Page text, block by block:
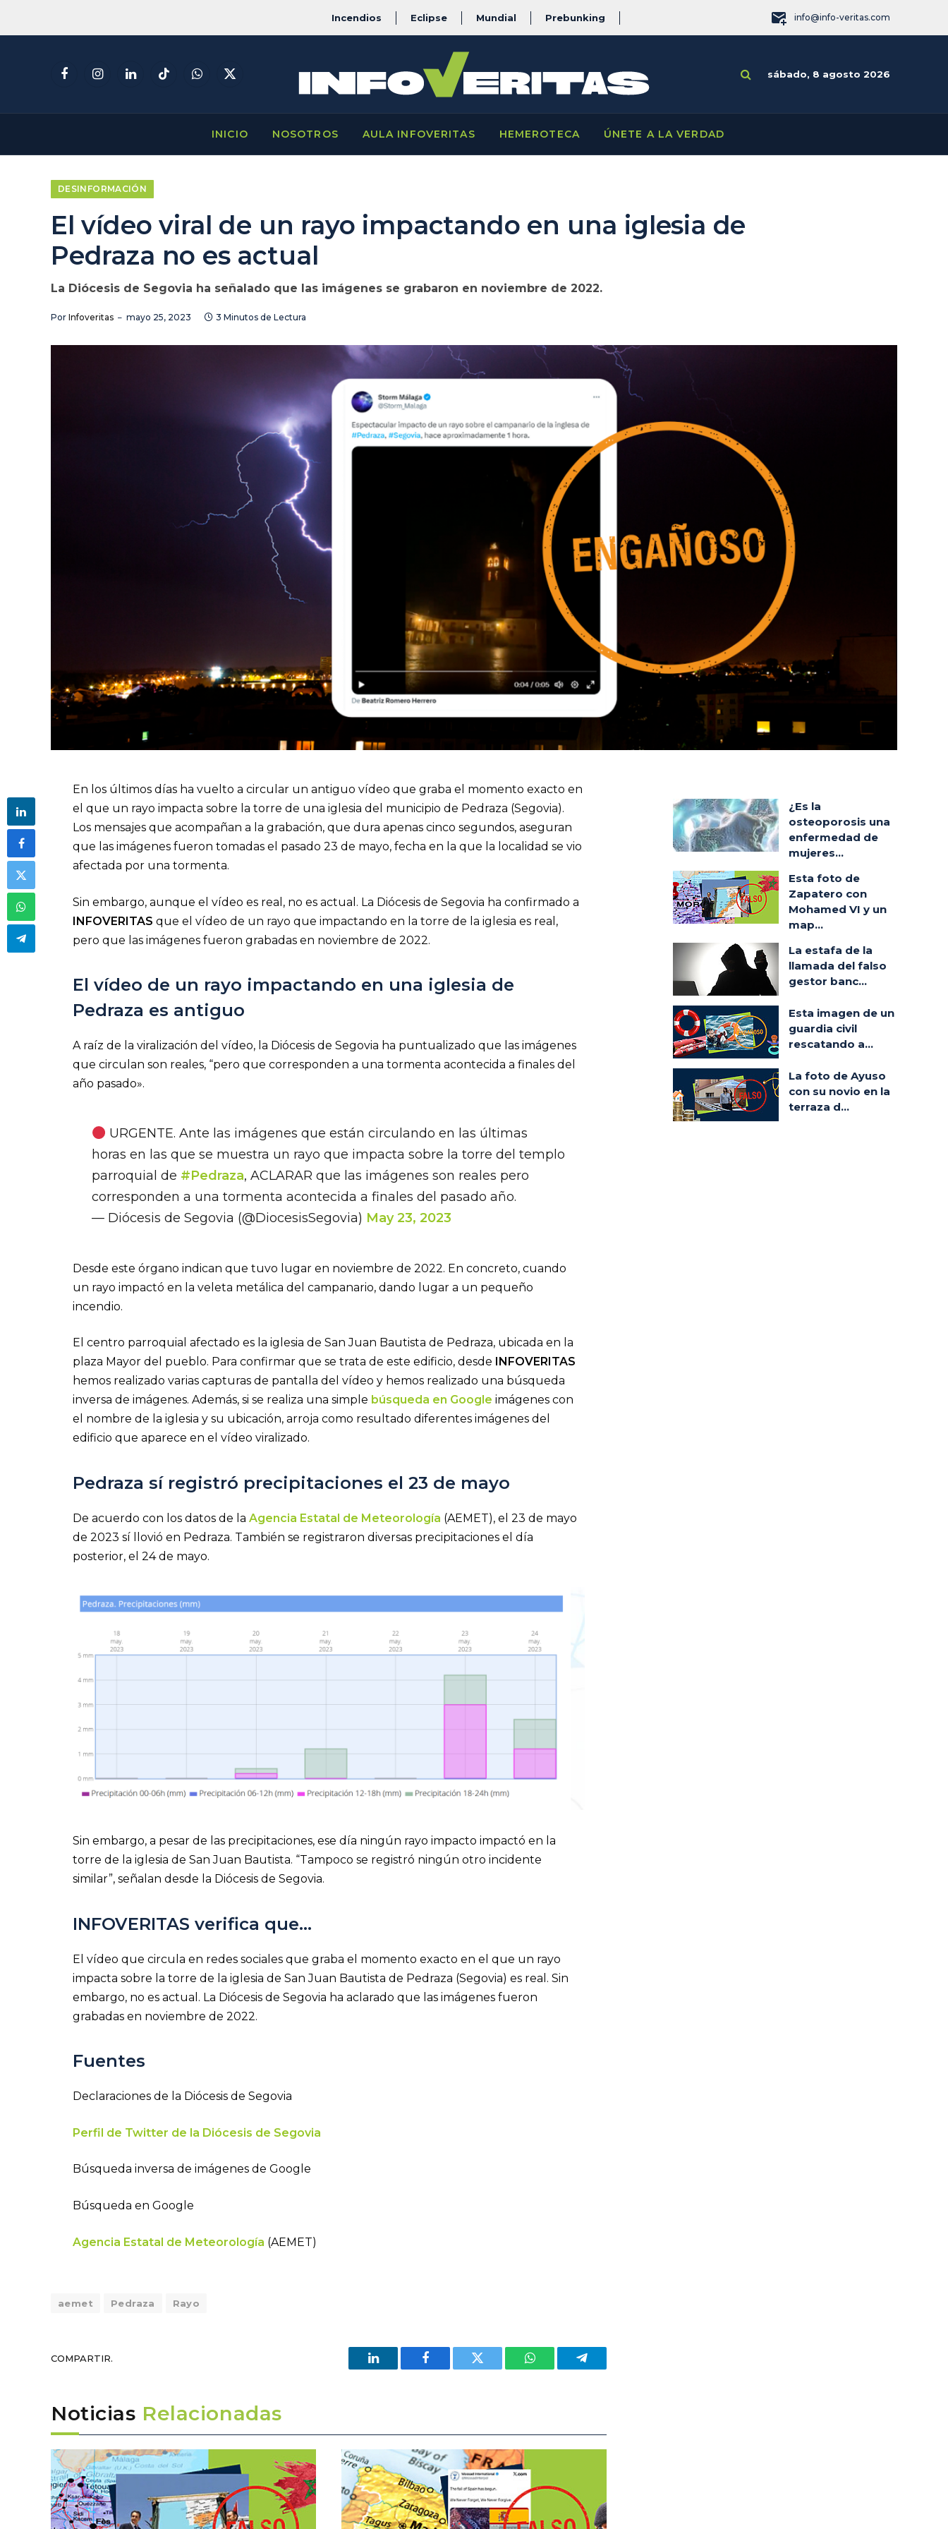
Incendios Eclipse Mundial Prebunking info@info-veritas.com
FacebookInstagramLinkedInTikTokWhatsApp
X
sábado, 8 agosto 2026
INICIO NOSOTROS AULA INFOVERITAS HEMEROTECA ÚNETE A LA VERDAD
DESINFORMACIÓN
El vídeo viral de un rayo impactando en una iglesia de
Pedraza no es actual
La Diócesis de Segovia ha señalado que las imágenes se grabaron en noviembre de 2022.
Por Infoveritas mayo 25, 2023 3 Minutos de Lectura
En los últimos días ha vuelto a circular un antiguo vídeo que graba el momento exacto en
el que un rayo impacta sobre la torre de una iglesia del municipio de Pedraza (Segovia).
Los mensajes que acompañan a la grabación, que dura apenas cinco segundos, aseguran
que las imágenes fueron tomadas el pasado 23 de mayo, fecha en la que la localidad se vio
afectada por una tormenta.
Sin embargo, aunque el vídeo es real, no es actual. La Diócesis de Segovia ha confirmado a
INFOVERITAS que el vídeo de un rayo que impactando en la torre de la iglesia es real,
pero que las imágenes fueron grabadas en noviembre de 2022.
El vídeo de un rayo impactando en una iglesia de
Pedraza es antiguo
A raíz de la viralización del vídeo, la Diócesis de Segovia ha puntualizado que las imágenes
que circulan son reales, “pero que corresponden a una tormenta acontecida a finales del
año pasado».
URGENTE. Ante las imágenes que están circulando en las últimas
horas en las que se muestra un rayo que impacta sobre la torre del templo
parroquial de #Pedraza, ACLARAR que las imágenes son reales pero
corresponden a una tormenta acontecida a finales del pasado año.
— Diócesis de Segovia (@DiocesisSegovia) May 23, 2023
Desde este órgano indican que tuvo lugar en noviembre de 2022. En concreto, cuando
un rayo impactó en la veleta metálica del campanario, dando lugar a un pequeño
incendio.
El centro parroquial afectado es la iglesia de San Juan Bautista de Pedraza, ubicada en la
plaza Mayor del pueblo. Para confirmar que se trata de este edificio, desde
INFOVERITAS
hemos realizado varias capturas de pantalla del vídeo y hemos realizado una búsqueda
inversa de imágenes. Además, si se realiza una simple búsqueda en Google imágenes con
el nombre de la iglesia y su ubicación, arroja como resultado diferentes imágenes del
edificio que aparece en el vídeo viralizado.
Pedraza sí registró precipitaciones el 23 de mayo
De acuerdo con los datos de la Agencia Estatal de Meteorología (AEMET), el 23 de mayo
de 2023 sí llovió en Pedraza. También se registraron diversas precipitaciones el día
posterior, el 24 de mayo.
Sin embargo, a pesar de las precipitaciones, ese día ningún rayo impacto impactó en la
torre de la iglesia de San Juan Bautista. “Tampoco se registró ningún otro incidente
similar”, señalan desde la Diócesis de Segovia.
INFOVERITAS verifica que…
El vídeo que circula en redes sociales que graba el momento exacto en el que un rayo
impacta sobre la torre de la iglesia de San Juan Bautista de Pedraza (Segovia) es real. Sin
embargo, no es actual. La Diócesis de Segovia ha aclarado que las imágenes fueron
grabadas en noviembre de 2022.
Fuentes
Declaraciones de la Diócesis de Segovia
Perfil de Twitter de la Diócesis de Segovia
Búsqueda inversa de imágenes de Google
Búsqueda en Google
Agencia Estatal de Meteorología (AEMET)
aemet Pedraza Rayo
COMPARTIR.
LinkedIn Facebook Twitter WhatsAppTelegrama
Noticias Relacionadas
¿Es la
osteoporosis una
enfermedad de
mujeres...
Esta foto de
Zapatero con
Mohamed VI y un
map...
La estafa de la
llamada del falso
gestor banc...
Esta imagen de un
guardia civil
rescatando a...
La foto de Ayuso
con su novio en la
terraza d...